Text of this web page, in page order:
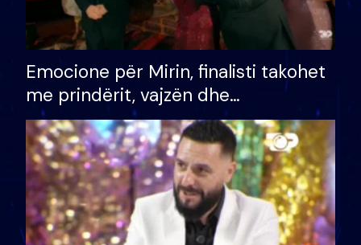
Emocione për Mirin, finalisti takohet
me prindërit, vajzën dhe
bashkëshorten: S’kemi ndonjë letër
divorci apo jo?